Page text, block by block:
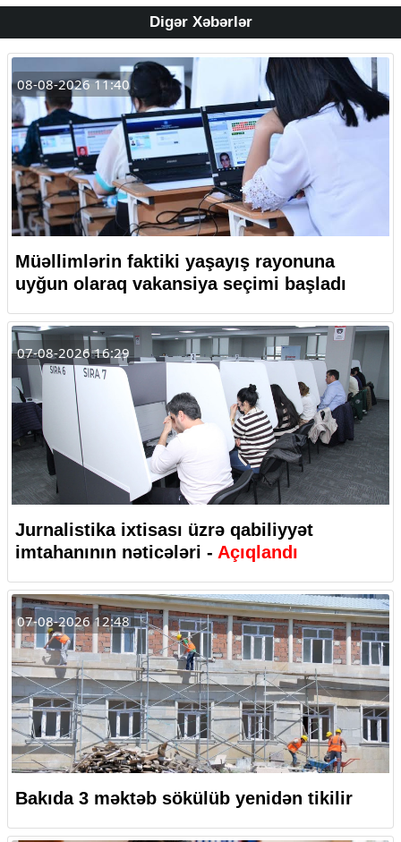
Digər Xəbərlər
08-08-2026 11:40
Müəllimlərin faktiki yaşayış rayonuna
uyğun olaraq vakansiya seçimi başladı
07-08-2026 16:29
Jurnalistika ixtisası üzrə qabiliyyət
imtahanının nəticələri - Açıqlandı
07-08-2026 12:48
Bakıda 3 məktəb sökülüb yenidən tikilir